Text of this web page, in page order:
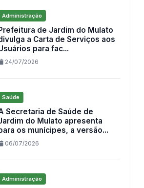
Administração
de Jardim do Mulato
a Carta de Serviços aos
para fac...
24/07/2026
Saúde
Secretaria de Saúde de
do Mulato apresenta
os munícipes, a versão...
06/07/2026
Administração